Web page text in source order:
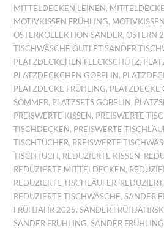
MITTELDECKEN LEINEN ,
MOTIVKISSEN FRÜHLING,
OSTERKOLLEKTION SANDER,OSTERN
TISCHWÄSCHE OUTLET SANDER
PLATZDECKCHEN FLECKSCHUTZ,
PLATZDECKCHEN GOBELIN ,
PLATZDECKE FRÜHLING, PLATZDECKE
SOMMER, PLATZSETS GOBELIN ,
PREISWERTE KISSEN , PREISWERTE
TISCHDECKEN , PREISWERTE
TISCHTÜCHER, PREISWERTE
TISCHTUCH , REDUZIERTE KISSEN ,
REDUZIERTE MITTELDECKEN ,
REDUZIERTE TISCHLÄUFER,
REDUZIERTE TISCHWÄSCHE,SANDER
FRÜHJAHR 2025,SANDER
SANDER FRÜHLING,SANDER